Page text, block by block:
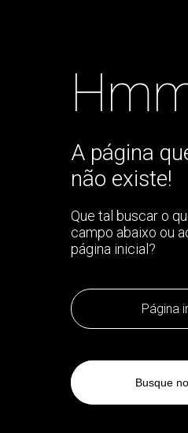
A página
não existe!
Que tal buscar o
campo abaixo ou
página inicial?
Página